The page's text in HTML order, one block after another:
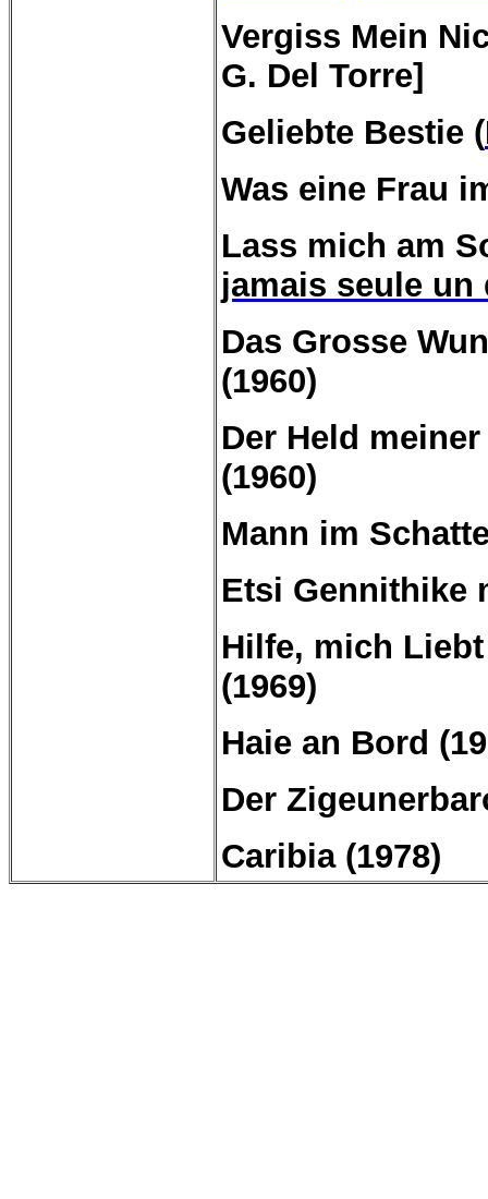
Vergiss Mein
G. Del Torre]
Geliebte Bestie (
Was eine Frau
Lass mich am
jamais seule un
Das Grosse
(1960)
Der Held meiner
(1960)
Mann im
Etsi Gennithike
Hilfe, mich
(1969)
Haie an Bord
Der
Caribia(1978)